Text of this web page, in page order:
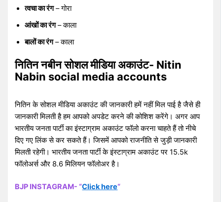
त्वचा का रंग– गोरा
आंखों का रंग– काला
बालों का रंग– काला
नितिन नबीन सोशल मीडिया अकाउंट- Nitin
Nabin social media accounts
नितिन के सोशल मीडिया अकाउंट की जानकारी हमें नहीं मिल पाई है जैसे ही
जानकारी मिलती है हम आपको अपडेट करने की कोशिश करेंगे। अगर आप
भारतीय जनता पार्टी का इंस्टाग्राम अकाउंट फॉलो करना चाहते हैं तो नीचे
दिए गए लिंक से कर सकते हैं। जिसमें आपको राजनीति से जुड़ी जानकारी
मिलती रहेगी। भारतीय जनता पार्टी के इंस्टाग्राम अकाउंट पर 15.5k
फॉलोअर्स और 8.6 मिलियन फॉलोअर है।
BJP INSTAGRAM- “Click here“